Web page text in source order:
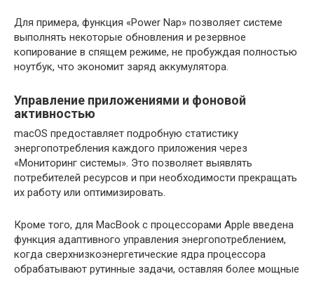
Для примера, функция «Power Nap» позволяет системе
выполнять некоторые обновления и резервное
копирование в спящем режиме, не пробуждая полностью
ноутбук, что экономит заряд аккумулятора.
Управление приложениями и фоновой
активностью
macOS предоставляет подробную статистику
энергопотребления каждого приложения через
«Мониторинг системы». Это позволяет выявлять
потребителей ресурсов и при необходимости прекращать
их работу или оптимизировать.
Кроме того, для MacBook с процессорами Apple введена
функция адаптивного управления энергопотреблением,
когда сверхнизкоэнергетические ядра процессора
обрабатывают рутинные задачи, оставляя более мощные